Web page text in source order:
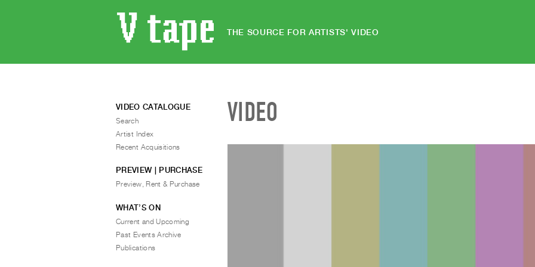
THE SOURCE FOR ARTISTS' VIDEO
VIDEO
VIDEO CATALOGUE
Search
Artist Index
Recent Acquisitions
PREVIEW | PURCHASE
Preview, Rent & Purchase
WHAT’S ON
Current and Upcoming
Past Events Archive
Publications